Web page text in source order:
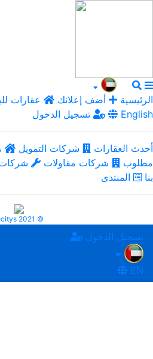
الرئيسية أضف إعلانك عقارات
تسجيل الدخول
English
أحدث العقارات شركات التمويل
مطلوب
شركات مقاولات شركات
بنا
المنتدى
2021 ©
تسجيل الدخول
EN